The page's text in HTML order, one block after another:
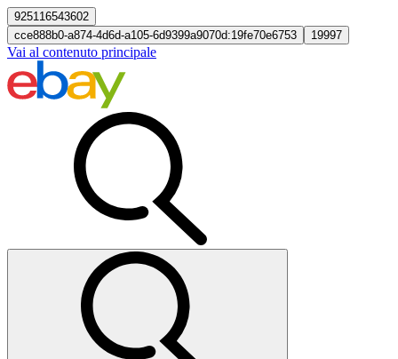
925116543602
cce888b0-a874-4d6d-a105-6d9399a9070d:19fe70e6753
19997
Vai al contenuto principale